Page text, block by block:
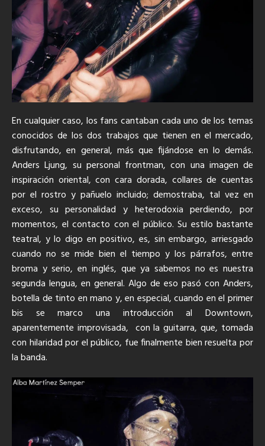
En cualquier caso, los fans cantaban cada uno de los temas
conocidos de los dos trabajos que tienen en el mercado,
disfrutando, en general, más que fijándose en lo demás.
Anders Ljung, su personal frontman, con una imagen de
inspiración oriental, con cara dorada, collares de cuentas
por el rostro y pañuelo incluido; demostraba, tal vez en
exceso, su personalidad y heterodoxia perdiendo, por
momentos, el contacto con el público. Su estilo bastante
teatral, y lo digo en positivo, es, sin embargo, arriesgado
cuando no se mide bien el tiempo y los párrafos, entre
broma y serio, en inglés, que ya sabemos no es nuestra
segunda lengua, en general. Algo de eso pasó con Anders,
botella de tinto en mano y, en especial, cuando en el primer
bis se marco una introducción al Downtown,
aparentemente improvisada, con la guitarra, que, tomada
con hilaridad por el público, fue finalmente bien resuelta por
la banda.